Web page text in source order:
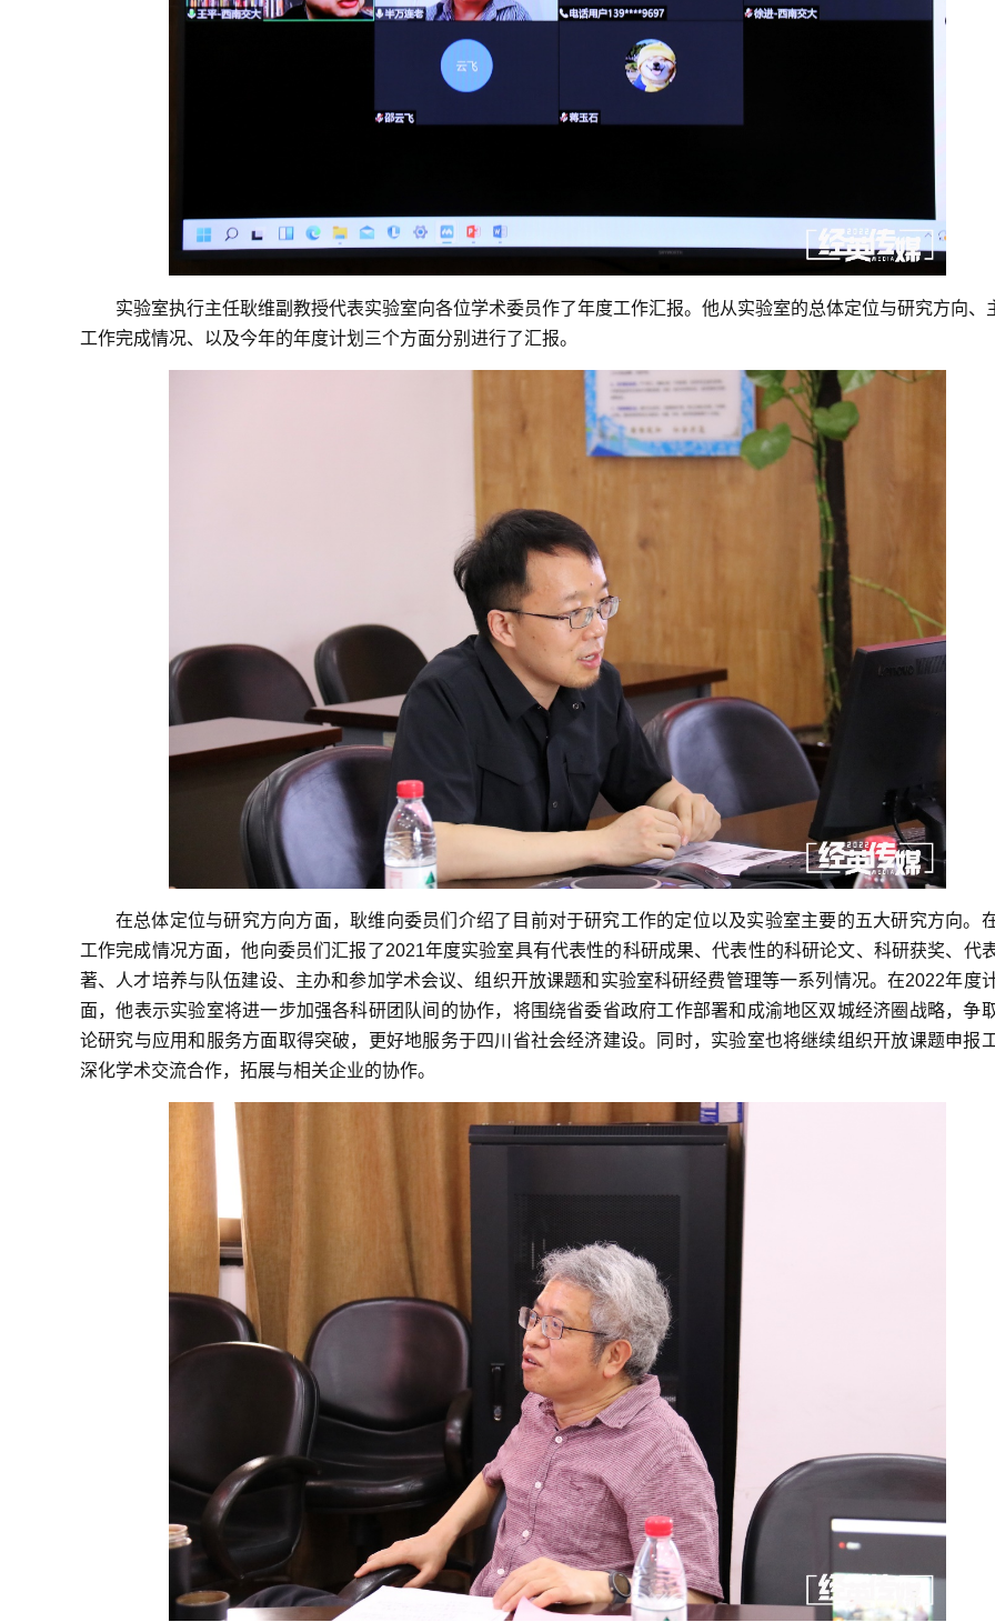
实验室执行主任耿维副教授代表实验室向各位学术委员作了年度工作汇报。他从实验室的总体定位与研究方向、
工作完成情况、以及今年的年度计划三个方面分别进行了汇报。
在总体定位与研究方向方面，耿维向委员们介绍了目前对于研究工作的定位以及实验室主要的五大研究方向。
工作完成情况方面，他向委员们汇报了2021年度实验室具有代表性的科研成果、代表性的科研论文、科研获奖、代
著、人才培养与队伍建设、主办和参加学术会议、组织开放课题和实验室科研经费管理等一系列情况。在2022年度
面，他表示实验室将进一步加强各科研团队间的协作，将围绕省委省政府工作部署和成渝地区双城经济圈战略，争
论研究与应用和服务方面取得突破，更好地服务于四川省社会经济建设。同时，实验室也将继续组织开放课题申报
深化学术交流合作，拓展与相关企业的协作。